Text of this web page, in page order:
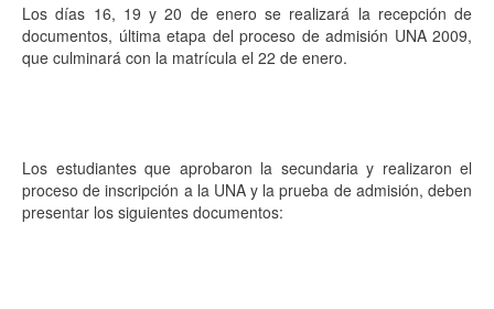
Los días 16, 19 y 20 de enero se realizará la recepción de
documentos, última etapa del proceso de admisión UNA 2009,
que culminará con la matrícula el 22 de enero.
Los estudiantes que aprobaron la secundaria y realizaron el
proceso de inscripción a la UNA y la prueba de admisión, deben
presentar los siguientes documentos: